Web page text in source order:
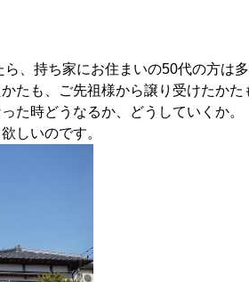
、持ち家にお住まいの50代の方は多
たも、ご先祖様から譲り受けたかた
た時どうなるか、どうしていくか。
しいのです。